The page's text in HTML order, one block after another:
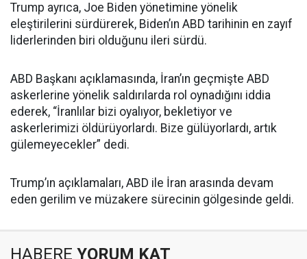
Trump ayrıca, Joe Biden yönetimine yönelik
eleştirilerini sürdürerek, Biden’ın ABD tarihinin en zayıf
liderlerinden biri olduğunu ileri sürdü.
ABD Başkanı açıklamasında, İran’ın geçmişte ABD
askerlerine yönelik saldırılarda rol oynadığını iddia
ederek, “İranlılar bizi oyalıyor, bekletiyor ve
askerlerimizi öldürüyorlardı. Bize gülüyorlardı, artık
gülemeyecekler” dedi.
Trump’ın açıklamaları, ABD ile İran arasında devam
eden gerilim ve müzakere sürecinin gölgesinde geldi.
HABERE YORUM KAT